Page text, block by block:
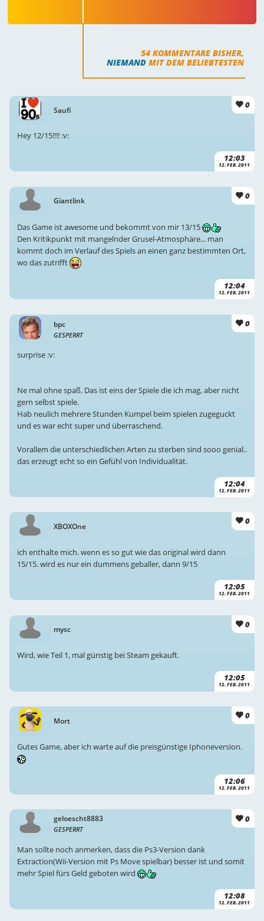
54 KOMMENTARE BISHER,
NIEMAND MIT DEM BELIEBTESTEN
Saufi
0
12:03
12. FEB. 2011
Hey 12/15!!!! :v:
Giantlink 0
12:04
12. FEB. 2011
Das Game ist awesome und bekommt von mir 13/15
Den Kritikpunkt mit mangelnder Grusel-Atmosphäre... man
kommt doch im Verlauf des Spiels an einen ganz bestimmten Ort,
wo das zutrifft
bpc
GESPERRT
0
12:04
12. FEB. 2011
surprise :v:
Ne mal ohne spaß. Das ist eins der Spiele die ich mag, aber nicht
gern selbst spiele.
Hab neulich mehrere Stunden Kumpel beim spielen zugeguckt
und es war echt super und überraschend.
Vorallem die unterschiedlichen Arten zu sterben sind sooo genial..
das erzeugt echt so ein Gefühl von Individualität.
XBOXOne 0
12:05
12. FEB. 2011
ich enthalte mich. wenn es so gut wie das original wird dann
15/15. wird es nur ein dummens geballer, dann 9/15
mysc 0
12:05
12. FEB. 2011
Wird, wie Teil 1, mal günstig bei Steam gekauft.
Mort
0
12:06
12. FEB. 2011
Gutes Game, aber ich warte auf die preisgünstige Iphoneversion.
geloescht8883
GESPERRT
0
12:08
12. FEB. 2011
Man sollte noch anmerken, dass die Ps3-Version dank
Extraction(Wii-Version mit Ps Move spielbar) besser ist und somit
mehr Spiel fürs Geld geboten wird